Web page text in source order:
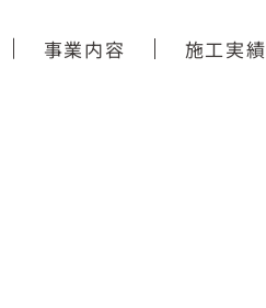
事業内容 施工実績